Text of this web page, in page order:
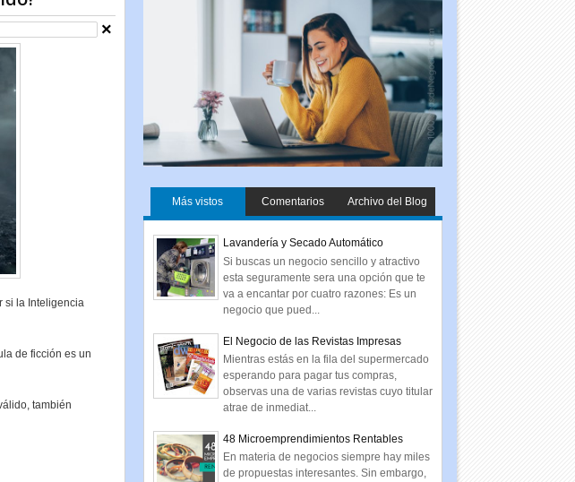
si la Inteligencia
de ficción es un
también
Más vistos Comentarios Archivo del Blog
Lavandería y Secado Automático
Si buscas un negocio sencillo y atractivo
esta seguramente sera una opción que te
va a encantar por cuatro razones: Es un
negocio que pued...
El Negocio de las Revistas Impresas
Mientras estás en la fila del supermercado
esperando para pagar tus compras,
observas una de varias revistas cuyo titular
atrae de inmediat...
48 Microemprendimientos Rentables
En materia de negocios siempre hay miles
de propuestas interesantes. Sin embargo,